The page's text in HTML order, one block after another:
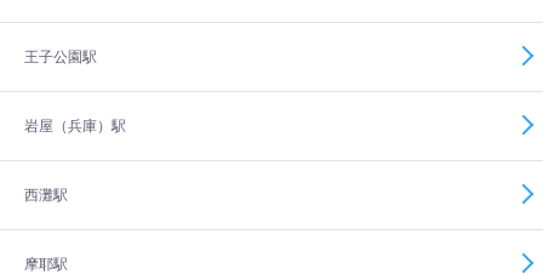
王子公園駅
岩屋（兵庫）駅
西灘駅
摩耶駅